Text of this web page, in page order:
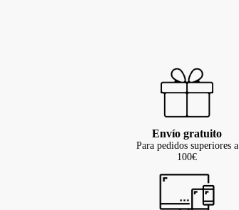
Envío gratuito
Para pedidos superiores a
100€